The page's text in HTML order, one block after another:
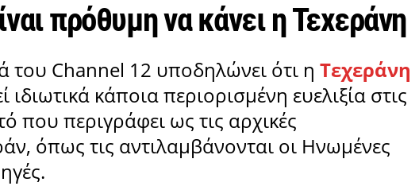
πρόθυμη να κάνει η Τεχεράνη
Channel 12 υποδηλώνει ότι η Τεχεράνη
κάποια περιορισμένη ευελιξία στις
που περιγράφει ως τις αρχικές
όπως τις αντιλαμβάνονται οι Ηνωμένες